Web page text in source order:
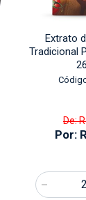
Extrato
Tradicional
De:
Por: